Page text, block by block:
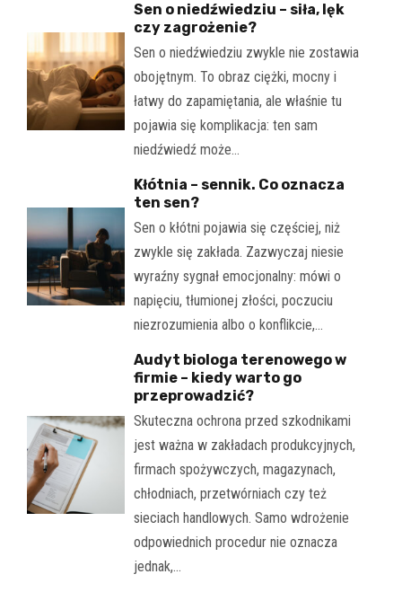
Sen o niedźwiedziu – siła, lęk
czy zagrożenie?
Sen o niedźwiedziu zwykle nie zostawia
obojętnym. To obraz ciężki, mocny i
łatwy do zapamiętania, ale właśnie tu
pojawia się komplikacja: ten sam
niedźwiedź może…
Kłótnia – sennik. Co oznacza
ten sen?
Sen o kłótni pojawia się częściej, niż
zwykle się zakłada. Zazwyczaj niesie
wyraźny sygnał emocjonalny: mówi o
napięciu, tłumionej złości, poczuciu
niezrozumienia albo o konflikcie,…
Audyt biologa terenowego w
firmie – kiedy warto go
przeprowadzić?
Skuteczna ochrona przed szkodnikami
jest ważna w zakładach produkcyjnych,
firmach spożywczych, magazynach,
chłodniach, przetwórniach czy też
sieciach handlowych. Samo wdrożenie
odpowiednich procedur nie oznacza
jednak,…